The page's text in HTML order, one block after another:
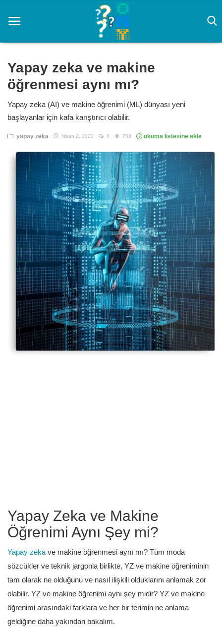
Ana Sayfa
CS 2 Rehberi
yapay zeka
Zayıflama
Teknoloji
Eğitim
Girişi
Üye Ol
Türkçe
Yapay zeka ve makine
öğrenmesi aynı mı?
Yapay zeka (AI) ve makine öğrenimi (ML) dünyası yeni
başlayanlar için kafa karıştırıcı olabilir.
yapay zeka Nisan 2, 2023 0 768 okuma listesine ekle
Yapay Zeka ve Makine
Öğrenimi Aynı Şey mi?
Yapay zeka ve makine öğrenmesi aynı mı? Tüm moda
sözcükler ve teknik jargonla birlikte, YZ ve makine öğreniminin
tam olarak ne olduğunu ve nasıl ilişkili olduklarını anlamak zor
olabilir. YZ ve makine öğrenimi aynı şey midir? YZ ve makine
öğrenimi arasındaki farklara ve her bir terimin ne anlama
geldiğine daha yakından bakalım.